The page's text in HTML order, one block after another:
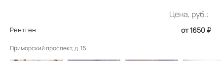
Цена, руб.:
Рентген от 1650 ₽
Приморский проспект, д. 15.